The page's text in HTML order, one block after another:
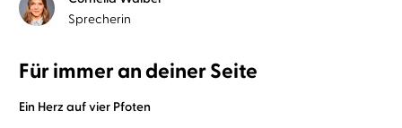
Sprecherin
Für immer an deiner Seite
Ein Herz auf vier Pfoten